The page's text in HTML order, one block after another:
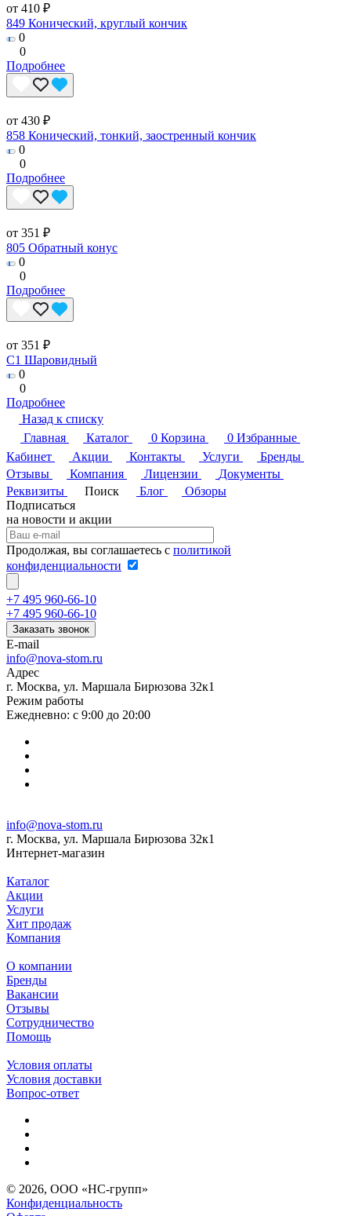
от 410 ₽
849 Конический, круглый кончик
0
0
Подробнее
от 430 ₽
858 Конический, тонкий, заостренный кончик
0
0
Подробнее
от 351 ₽
805 Обратный конус
0
0
Подробнее
от 351 ₽
C1 Шаровидный
0
0
Подробнее
Назад к списку
Главная
Каталог 0 Корзина 0 Избранные
Кабинет
Акции Контакты Услуги
Бренды
Отзывы
Компания Лицензии
Документы
Реквизиты
Поиск Блог
Обзоры
Подписаться
на новости и акции
Продолжая, вы соглашаетесь с политикой
конфиденциальности
+7 495 960-66-10
+7 495 960-66-10
Заказать звонок
E-mail
info@nova-stom.ru
Адрес
г. Москва, ул. Маршала Бирюзова 32к1
Режим работы
Ежедневно: с 9:00 до 20:00
info@nova-stom.ru
г. Москва, ул. Маршала Бирюзова 32к1
Интернет-магазин
Каталог
Акции
Услуги
Хит продаж
Компания
О компании
Бренды
Вакансии
Отзывы
Сотрудничество
Помощь
Условия оплаты
Условия доставки
Вопрос-ответ
© 2026, ООО «НС-групп»
Конфиденциальность